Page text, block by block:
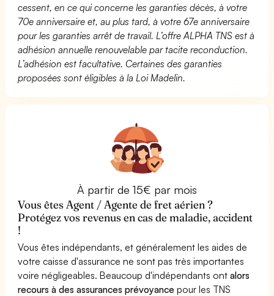
cessent, en ce qui concerne les garanties décès, à votre
70e anniversaire et, au plus tard, à votre 67e anniversaire
pour les garanties arrêt de travail. L’offre ALPHA TNS est à
adhésion annuelle renouvelable par tacite reconduction.
L’adhésion est facultative. Certaines des garanties
proposées sont éligibles à la Loi Madelin.
À partir de 15€ par mois
Vous êtes Agent / Agente de fret aérien ?
Protégez vos revenus en cas de maladie, accident
!
Vous êtes indépendants, et généralement les aides de
votre caisse d'assurance ne sont pas très importantes
voire négligeables. Beaucoup d'indépendants ontalors
recours à des assurances prévoyance pour les TNS